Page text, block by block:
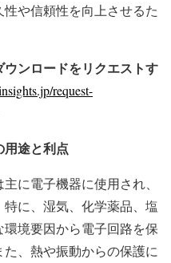
や信頼性を向上させるた
ンロードをリクエストす
request-
用途と利点
に電子機器に使用され、
に、湿気、化学薬品、塩
境要因から電子回路を保
、熱や振動からの保護に